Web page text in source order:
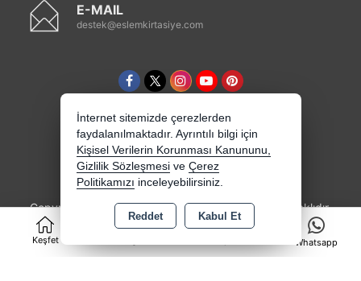
Keşfet
0
Whatsapp
E-MAIL
destek@eslemkirtasiye.com
Copyright 2026 eslemkirtasiye.com - Tüm hakları saklıdır.
Kredi kartı bilgileriniz 256bit SSL sertifikası ile
korunmaktadır.
İnternet sitemizde çerezlerden
faydalanılmaktadır. Ayrıntılı bilgi için
Kişisel Verilerin Korunması Kanununu,
Gizlilik Sözleşmesi ve Çerez
Politikamızı inceleyebilirsiniz.
Reddet Kabul Et